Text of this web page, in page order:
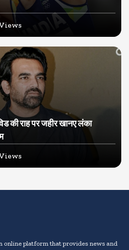
की राह पर जहीर खानए लंका
online platform that provides news and